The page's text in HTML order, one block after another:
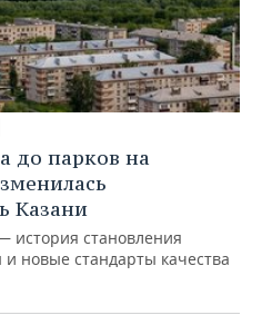
до парков на
Казани
история становления
и новые стандарты качества